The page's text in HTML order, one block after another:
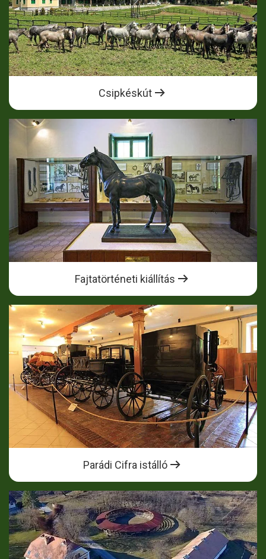
Csipkéskút
Fajtatörténeti kiállítás
Parádi Cifra istálló